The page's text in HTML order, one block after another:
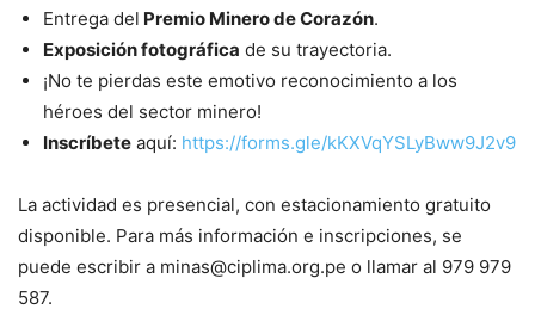
Entrega del Premio Minero de Corazón.
Exposición fotográfica de su trayectoria.
¡No te pierdas este emotivo reconocimiento a los
héroes del sector minero!
Inscríbete aquí: https://forms.gle/kKXVqYSLyBww9J2v9
La actividad es presencial, con estacionamiento gratuito
disponible. Para más información e inscripciones, se
puede escribir a minas@ciplima.org.pe o llamar al 979 979
587.